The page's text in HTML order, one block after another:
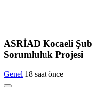
ASRİAD Kocaeli
Sorumluluk Projesi
Genel 18 saat önce